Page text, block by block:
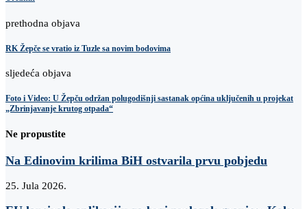
prethodna objava
RK Žepče se vratio iz Tuzle sa novim bodovima
sljedeća objava
Foto i Video: U Žepču održan polugodišnji sastanak općina uključenih u projekat
„Zbrinjavanje krutog otpada“
Ne propustite
Na Edinovim krilima BiH ostvarila prvu pobjedu
25. Jula 2026.